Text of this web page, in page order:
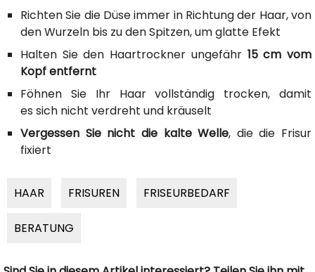
Richten Sie die Düse immer in Richtung der Haar, von
den Wurzeln bis zu den Spitzen, um glatte Efekt
Halten Sie den Haartrockner ungefähr 15 cm vom
Kopf entfernt
Föhnen Sie Ihr Haar vollständig trocken, damit
es sich nicht verdreht und kräuselt
Vergessen Sie nicht die kalte Welle, die die Frisur
fixiert
HAAR FRISUREN FRISEURBEDARF
BERATUNG